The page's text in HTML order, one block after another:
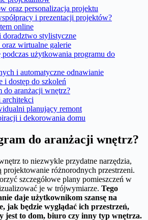
oraz personalizacja projektu
i prezentacji projektów?
online
doradztwo stylistyczne
wirtualne galerie
użytkowania programu do
i automatyczne odnawianie
i dostęp do szkoleń
do aranżacji wnętrz?
architekci
planujący remont
i dekorowania domu
do aranżacji wnętrz?
to niezwykle przydatne narzędzia,
projektowanie różnorodnych przestrzeni.
szczegółowe plany pomieszczeń w
je w trójwymiarze. Tego
daje użytkownikom szansę na
jak będzie wyglądać ich przestrzeń,
jest to dom, biuro czy inny typ wnętrza.